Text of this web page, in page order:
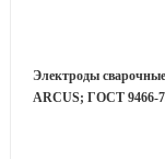
Электроды
ARCUS; ГОСТ 9466-